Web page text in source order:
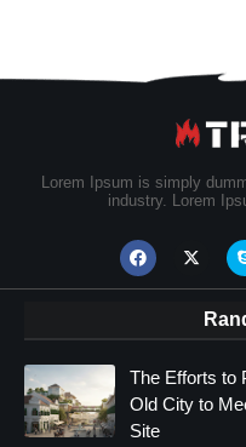
Lorem Ipsum is simply
industry. Lorem
The Efforts to
Old City to
Site